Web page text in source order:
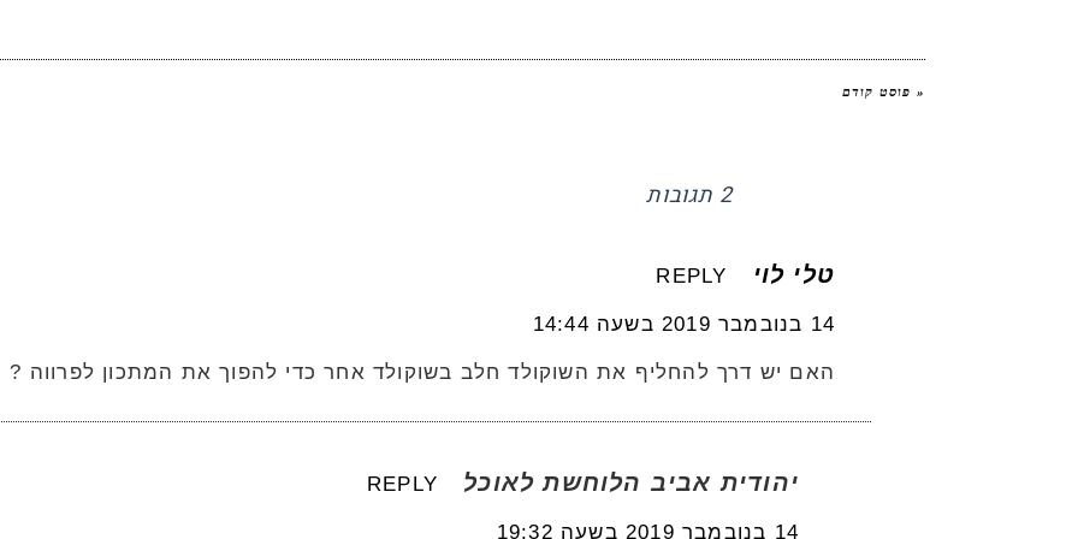
« פוסט קודם
2 תגובות
טלי לוי REPLY
14 בנובמבר 2019 בשעה 14:44
האם יש דרך להחליף את השוקולד חלב בשוקולד אחר כדי להפוך את המתכון לפרווה ?
יהודית אביב הלוחשת לאוכל REPLY
14 בנובמבר 2019 בשעה 19:32